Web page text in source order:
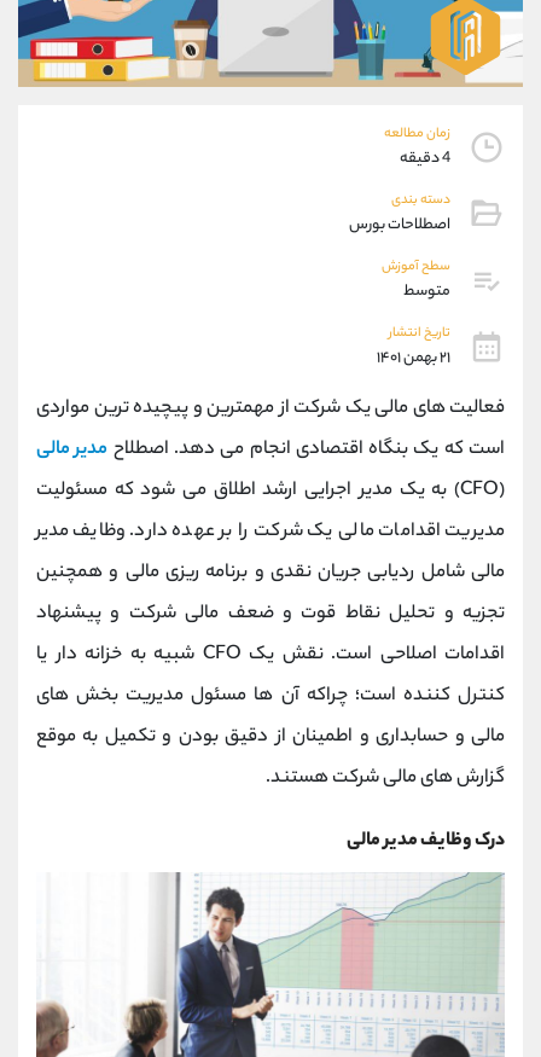
زمان مطالعه
4 دقیقه
دسته بندی
اصطلاحات بورس
سطح آموزش
متوسط
تاریخ انتشار
۲۱ بهمن ۱۴۰۱
فعالیت های مالی یک شرکت از مهمترین و پیچیده ترین مواردی
است که یک بنگاه اقتصادی انجام می دهد. اصطلاح مدیر مالی
(CFO) به یک مدیر اجرایی ارشد اطلاق می شود که مسئولیت
مدیریت اقدامات مالی یک شرکت را بر عهده دارد. وظایف مدیر
مالی شامل ردیابی جریان نقدی و برنامه ریزی مالی و همچنین
تجزیه و تحلیل نقاط قوت و ضعف مالی شرکت و پیشنهاد
اقدامات اصلاحی است. نقش یک CFO شبیه به خزانه دار یا
کنترل کننده است؛ چراکه آن ها مسئول مدیریت بخش های
مالی و حسابداری و اطمینان از دقیق بودن و تکمیل به موقع
گزارش های مالی شرکت هستند.
درک وظایف مدیر مالی
09927779040
واتساپ شروع گفتگو
تلگرام @Armteam_admin_por
پشتیبان فروش
موبایل
واتساپ
داخلی
اطلاعات تماس (دفتر فروش)
تلفن 021-22021030
بدون پیش شماره 90001030
اینستاگرام @alireza.mehrabii
@alirezamehrabi_com